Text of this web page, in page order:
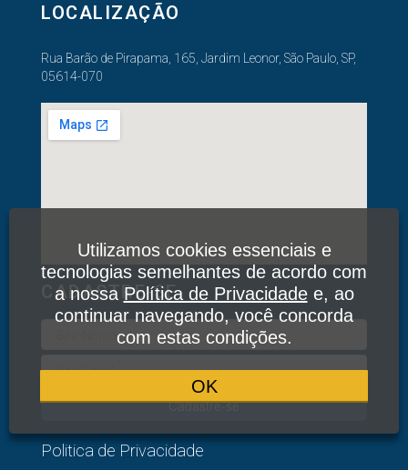
LOCALIZAÇÃO
Rua Barão de Pirapama, 165, Jardim Leonor, São Paulo, SP,
05614-070
CADASTRE-SE
Cadastre-se
Politica de Privacidade
Utilizamos cookies essenciais e
tecnologias semelhantes de acordo com
a nossaPolítica de Privacidadee, ao
continuar navegando, você concorda
com estas condições.
OK